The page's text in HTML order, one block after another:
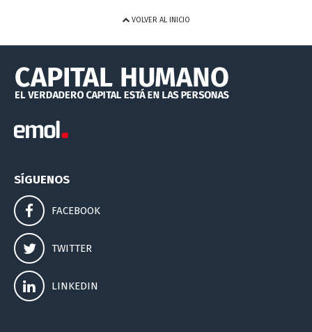
VOLVER AL INICIO
SÍGUENOS
FACEBOOK
TWITTER
LINKEDIN